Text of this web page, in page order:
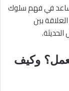
في فهم سلوك
بين
وكيف